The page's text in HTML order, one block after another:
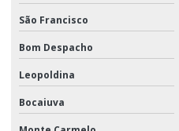
São Francisco
Bom Despacho
Leopoldina
Bocaiuva